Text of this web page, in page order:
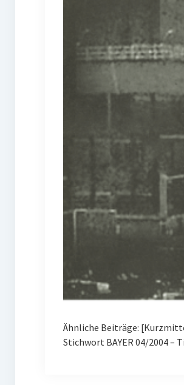
Ähnliche Beiträge:
Stichwort BAYER 04/2004 –